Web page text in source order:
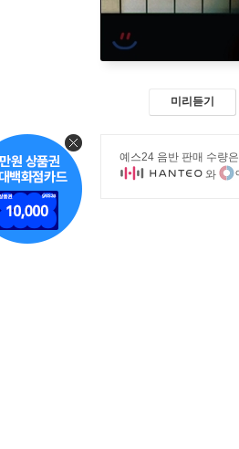
미리듣기
예스24 음반 판매 수량은
와